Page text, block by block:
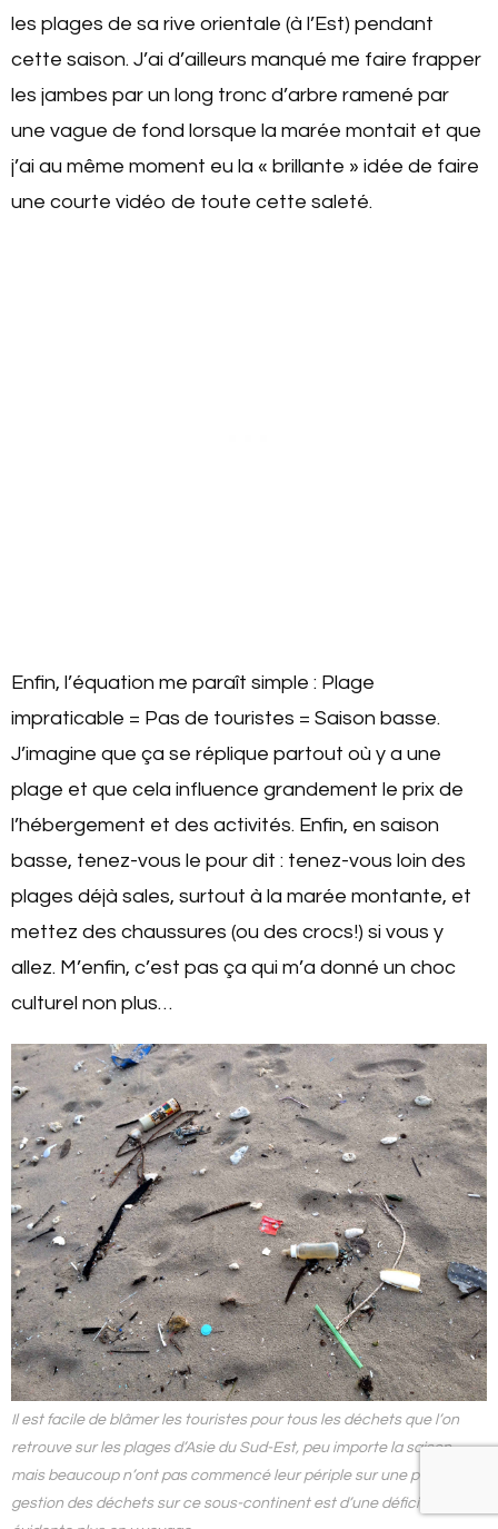
les plages de sa rive orientale (à l’Est) pendant
cette saison. J’ai d’ailleurs manqué me faire frapper
les jambes par un long tronc d’arbre ramené par
une vague de fond lorsque la marée montait et que
j’ai au même moment eu la « brillante » idée de faire
une courte vidéo de toute cette saleté.
Enfin, l’équation me paraît simple : Plage
impraticable = Pas de touristes = Saison basse.
J’imagine que ça se réplique partout où y a une
plage et que cela influence grandement le prix de
l’hébergement et des activités. Enfin, en saison
basse, tenez-vous le pour dit : tenez-vous loin des
plages déjà sales, surtout à la marée montante, et
mettez des chaussures (ou des crocs!) si vous y
allez. M’enfin, c’est pas ça qui m’a donné un choc
culturel non plus…
Il est facile de blâmer les touristes pour tous les déchets que l’on
retrouve sur les plages d’Asie du Sud-Est, peu importe la saison,
mais beaucoup n’ont pas commencé leur périple sur une plage. La
gestion des déchets sur ce sous-continent est d’une déficience